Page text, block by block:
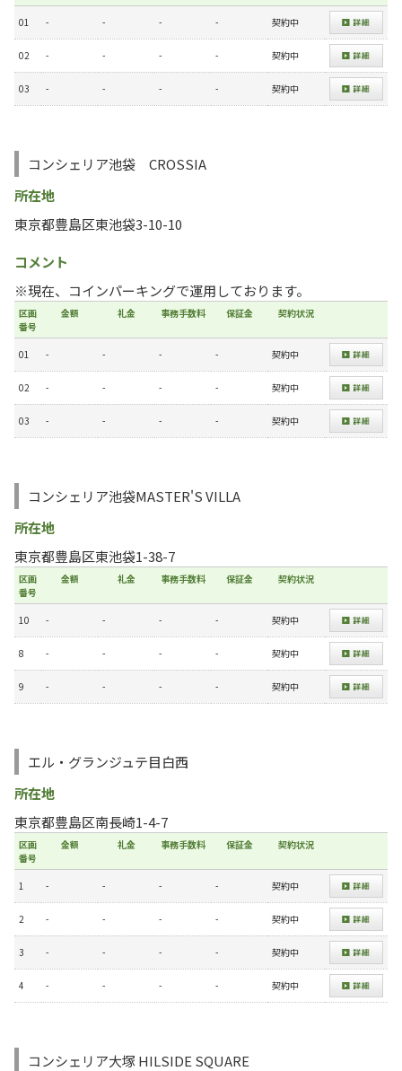
01 - - - - 契約中
02 - - - - 契約中
03 - - - - 契約中
コンシェリア池袋 CROSSIA
所在地
東京都豊島区東池袋3-10-10
コメント
※現在、コインパーキングで運用しております。
区画
番号
金額 礼金 事務手数料 保証金 契約状況
01 - - - - 契約中
02 - - - - 契約中
03 - - - - 契約中
コンシェリア池袋MASTER'S VILLA
所在地
東京都豊島区東池袋1-38-7
区画
番号
金額 礼金 事務手数料 保証金 契約状況
10 - - - - 契約中
8 - - - - 契約中
9 - - - - 契約中
エル・グランジュテ目白西
所在地
東京都豊島区南長崎1-4-7
区画
番号
金額 礼金 事務手数料 保証金 契約状況
1 - - - - 契約中
2 - - - - 契約中
3 - - - - 契約中
4 - - - - 契約中
コンシェリア大塚 HILSIDE SQUARE